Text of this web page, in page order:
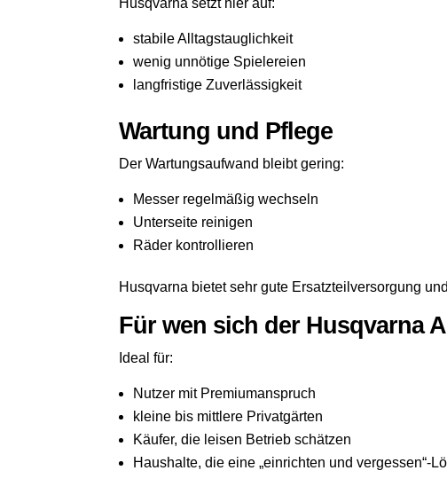
stabile Alltagstauglichkeit
wenig unnötige Spielereien
langfristige Zuverlässigkeit
Wartung und Pflege
Der Wartungsaufwand bleibt gering:
Messer regelmäßig wechseln
Unterseite reinigen
Räder kontrollieren
Husqvarna bietet sehr gute Ersatzteilversorgung
Für wen sich der Husqvarna
Ideal für:
Nutzer mit Premiumanspruch
kleine bis mittlere Privatgärten
Käufer, die leisen Betrieb schätzen
Haushalte, die eine „einrichten und vergessen“-